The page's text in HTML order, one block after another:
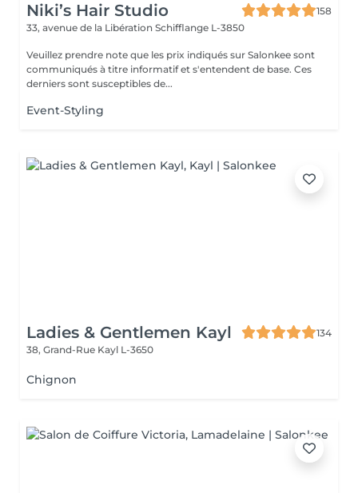
Niki’s Hair Studio
158
33, avenue de la Libération Schifflange L-3850
Veuillez prendre note que les prix indiqués sur Salonkee sont
communiqués à titre informatif et s'entendent de base. Ces
derniers sont susceptibles de...
Event-Styling
Ladies & Gentlemen Kayl
134
38, Grand-Rue Kayl L-3650
Chignon